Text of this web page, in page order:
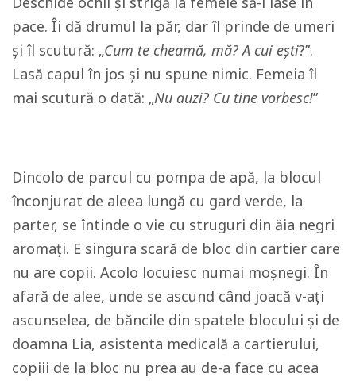
pace. Îi dă drumul la păr, dar îl prinde de umeri
și îl scutură: „Cum te cheamă, mă? A cui ești?”.
Lasă capul în jos și nu spune nimic. Femeia îl
mai scutură o dată: „Nu auzi? Cu tine vorbesc!”
Dincolo de parcul cu pompa de apă, la blocul
înconjurat de aleea lungă cu gard verde, la
parter, se întinde o vie cu struguri din ăia negri
aromați. E singura scară de bloc din cartier care
nu are copii. Acolo locuiesc numai moșnegi. În
afară de alee, unde se ascund când joacă v-ați
ascunselea, de băncile din spatele blocului și de
doamna Lia, asistenta medicală a cartierului,
copiii de la bloc nu prea au de-a face cu acea